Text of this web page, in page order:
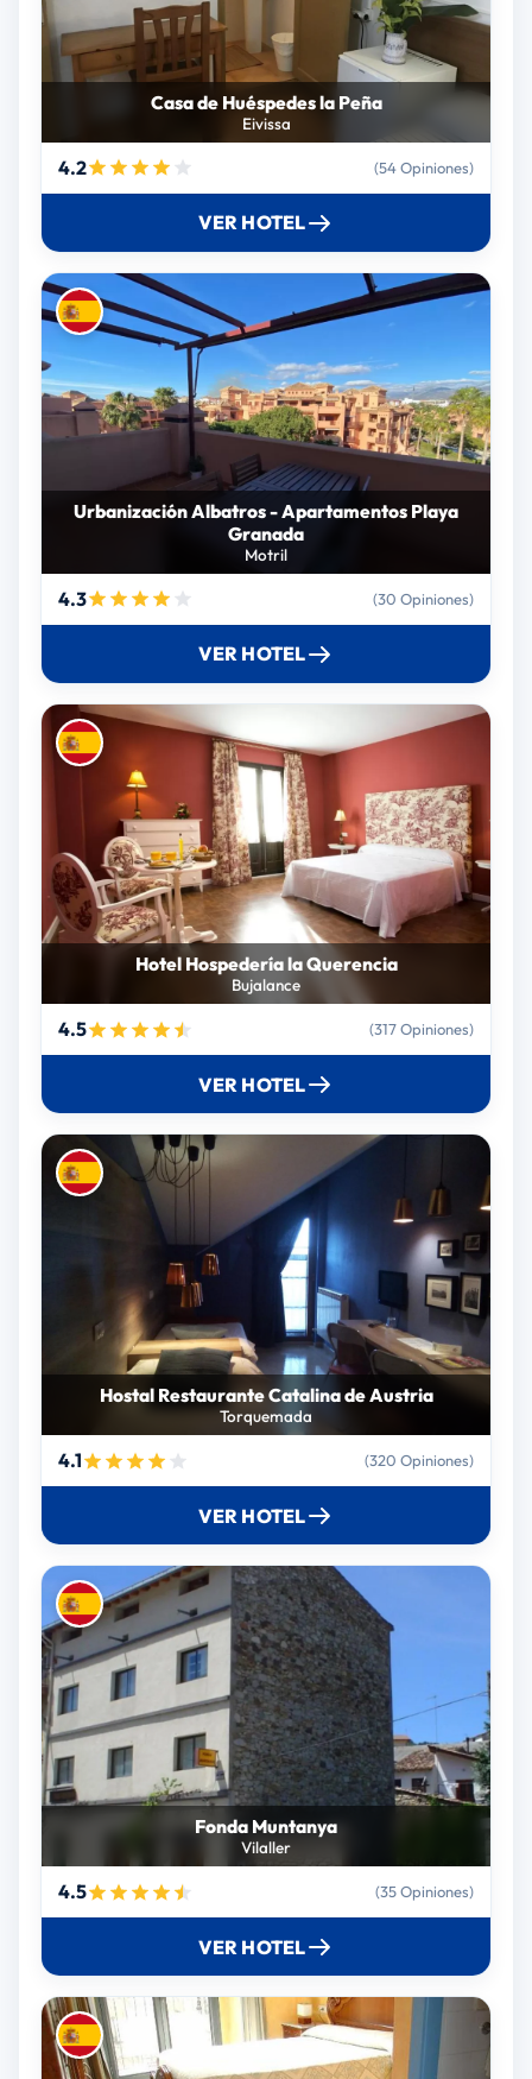
Casa de Huéspedes la Peña
Eivissa
4.2 (54 Opiniones)
VER HOTEL
Urbanización Albatros - Apartamentos Playa
Granada
Motril
4.3 (30 Opiniones)
VER HOTEL
Hotel Hospedería la Querencia
Bujalance
4.5 (317 Opiniones)
VER HOTEL
Hostal Restaurante Catalina de Austria
Torquemada
4.1 (320 Opiniones)
VER HOTEL
Fonda Muntanya
Vilaller
4.5 (35 Opiniones)
VER HOTEL